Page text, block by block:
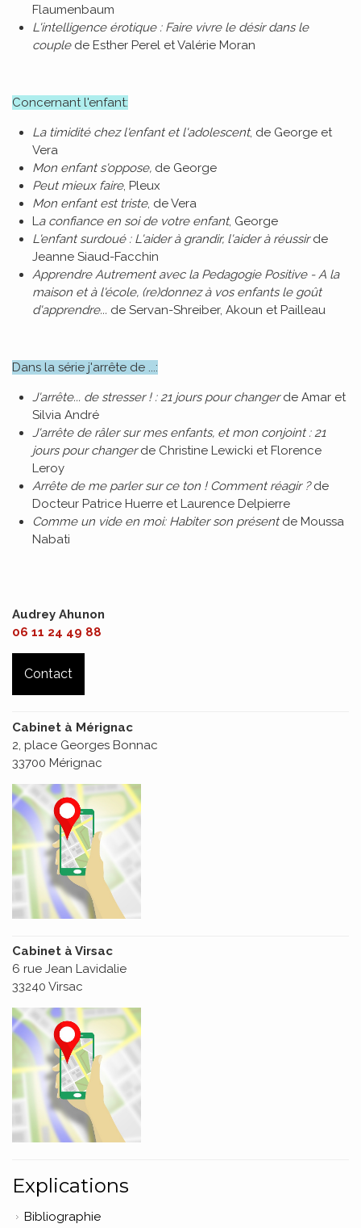
Flaumenbaum
L'intelligence érotique : Faire vivre le désir dans le
couplede Esther Perel et Valérie Moran
Concernant l'enfant:
La timidité chez l'enfant et l'adolescent, de George et
Vera
Mon enfant s'oppose, de George
Peut mieux faire, Pleux
Mon enfant est triste, de Vera
La confiance en soi de votre enfant, George
L'enfant surdoué : L'aider à grandir, l'aider à réussirde
Jeanne Siaud-Facchin
Apprendre Autrement avec la Pedagogie Positive - A la
maison et à l'école, (re)donnez à vos enfants le goût
d'apprendre... de Servan-Shreiber, Akoun et Pailleau
Dans la série j'arrête de ...:
J'arrête... de stresser ! : 21 jours pour changerde Amar et
Silvia André
J'arrête de râler sur mes enfants, et mon conjoint : 21
jours pour changerde Christine Lewicki et Florence
Leroy
Arrête de me parler sur ce ton ! Comment réagir ?de
Docteur Patrice Huerre et Laurence Delpierre
Comme un vide en moi: Habiter son présentde Moussa
Nabati
Audrey Ahunon
06 11 24 49 88
Contact
Cabinet à Mérignac
2, place Georges Bonnac
33700 Mérignac
Cabinet à Virsac
6 rue Jean Lavidalie
33240 Virsac
Explications
Bibliographie